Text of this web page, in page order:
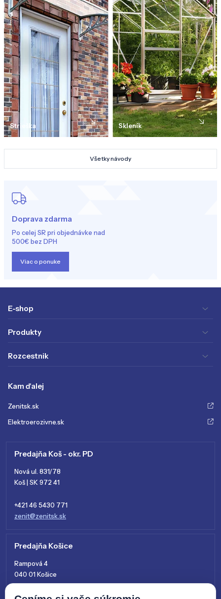
Doprava zdarma
Po celej SR pri objednávke nad
500€ bez DPH
Viac o ponuke
Strieška Skleník
Všetky návody
E-shop
Produkty
Rozcestnik
Kam ďalej
Zenitsk.sk
Elektroerozivne.sk
Predajňa Koš - okr. PD
Nová ul. 831/78
Koš | SK 972 41
+421 46 5430 771
zenit@zenitsk.sk
Predajňa Košice
Rampová 4
040 01 Košice
+421 915 761 028